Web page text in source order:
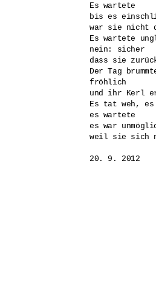
Es wartete
bis es
war sie nicht
Es wartete
nein: sicher
dass sie
Der Tag
fröhlich
und ihr Kerl
Es tat weh,
es wartete
es war
weil sie sich
20. 9. 2012